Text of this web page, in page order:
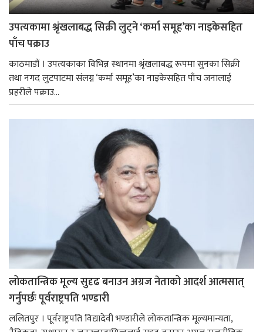
उपत्यकामा श्रृंखलाबद्ध सिक्री लुट्ने ‘कर्मा समूह’का नाइकेसहित
पाँच पक्राउ
काठमाडौं । उपत्यकाका विभिन्न स्थानमा श्रृंखलाबद्ध रूपमा सुनका सिक्री
तथा नगद लुटपाटमा संलग्न ‘कर्मा समूह’का नाइकेसहित पाँच जनालाई
प्रहरीले पक्राउ...
लोकतान्त्रिक मूल्य सुदृढ बनाउन अग्रज नेताको आदर्श आत्मसात्
गर्नुपर्छः पूर्वराष्ट्रपति भण्डारी
ललितपुर । पूर्वराष्ट्रपति विद्यादेवी भण्डारीले लोकतान्त्रिक मूल्यमान्यता,